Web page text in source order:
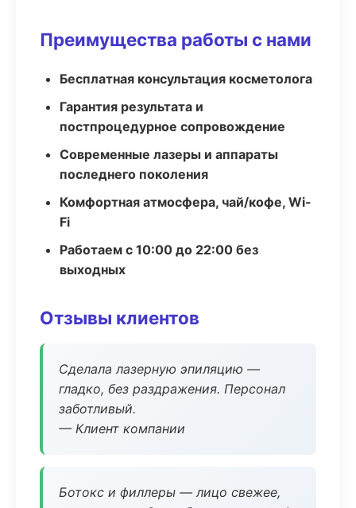
Преимущества работы с нами
Бесплатная консультация косметолога
Гарантия результата и
постпроцедурное сопровождение
Современные лазеры и аппараты
последнего поколения
Комфортная атмосфера, чай/кофе, Wi-
Fi
Работаем с 10:00 до 22:00 без
выходных
Отзывы клиентов
Сделала лазерную эпиляцию —
гладко, без раздражения. Персонал
заботливый.
— Клиент компании
Ботокс и филлеры — лицо свежее,